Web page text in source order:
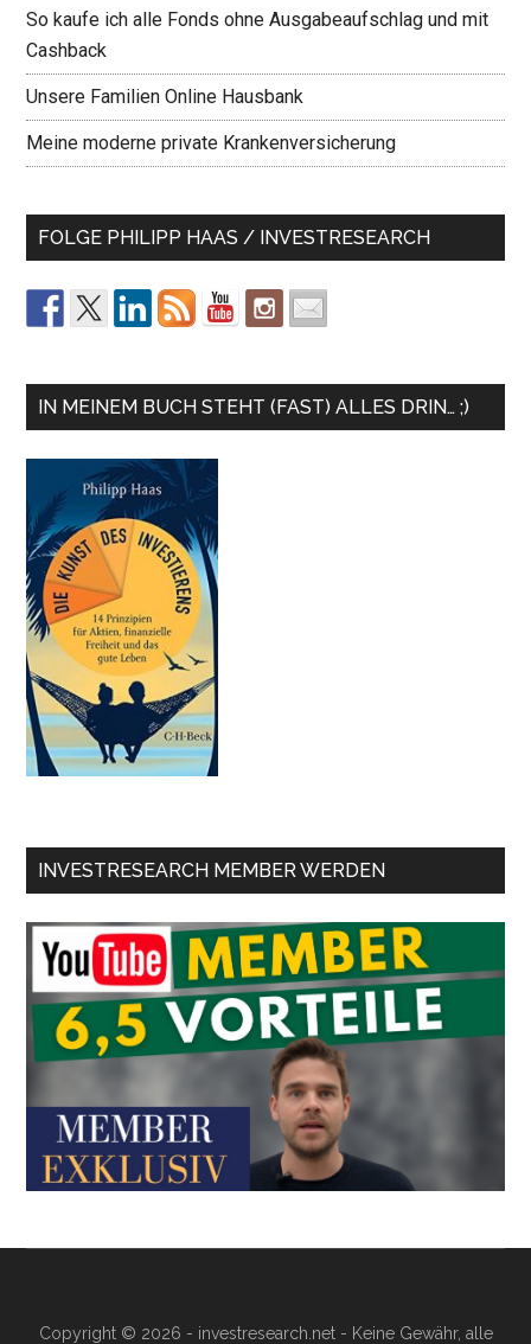
So kaufe ich alle Fonds ohne Ausgabeaufschlag und mit
Cashback
Unsere Familien Online Hausbank
Meine moderne private Krankenversicherung
FOLGE PHILIPP HAAS / INVESTRESEARCH
IN MEINEM BUCH STEHT (FAST) ALLES DRIN… ;)
INVESTRESEARCH MEMBER WERDEN
Copyright © 2026 - investresearch.net - Keine Gewähr, alle